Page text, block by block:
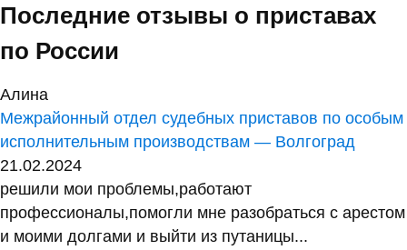
Последние отзывы о приставах
по России
Алина
Межрайонный отдел судебных приставов по особым
исполнительным производствам — Волгоград
21.02.2024
решили мои проблемы,работают
профессионалы,помогли мне разобраться с арестом
и моими долгами и выйти из путаницы...